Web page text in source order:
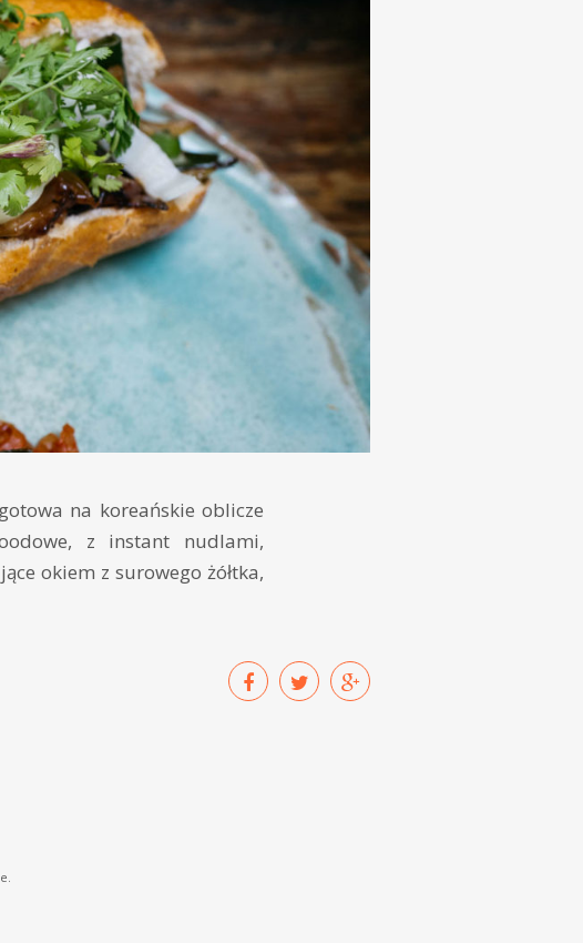
na koreańskie oblicze
z instant nudlami,
okiem z surowego żółtka,